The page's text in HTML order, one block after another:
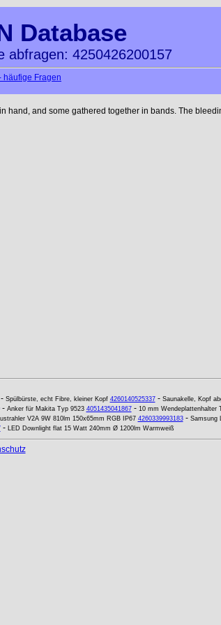
Database
abfragen: 4250426200157
häufige Fragen
and some gathered together in bands. The
Spülbürste, echt Fibre, kleiner Kopf 4260140525337- Saunakelle, Kopf
- Anker für Makita Typ 9523 4051435041867- 10 mm Wendeplattenhalter
V2A 9W 810lm 150x65mm RGB IP67 4260339993183- Samsung
- LED Downlight flat 15 Watt 240mm Ø 1200lm Warmweiß